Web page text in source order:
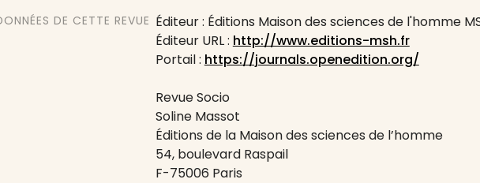
DE CETTE REVUE Éditeur : Éditions Maison des sciences de l'homme
Éditeur URL : http://www.editions-msh.fr
Portail : https://journals.openedition.org/
Revue Socio
Soline Massot
Éditions de la Maison des sciences de l’homme
54, boulevard Raspail
F-75006 Paris